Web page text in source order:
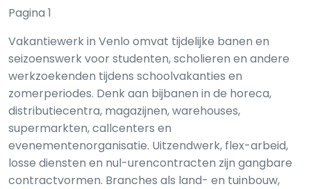
Pagina 1
Vakantiewerk in Venlo omvat tijdelijke banen en
seizoenswerk voor studenten, scholieren en andere
werkzoekenden tijdens schoolvakanties en
zomerperiodes. Denk aan bijbanen in de horeca,
distributiecentra, magazijnen, warehouses,
supermarkten, callcenters en
evenementenorganisatie. Uitzendwerk, flex-arbeid,
losse diensten en nul-urencontracten zijn gangbare
contractvormen. Branches als land- en tuinbouw,